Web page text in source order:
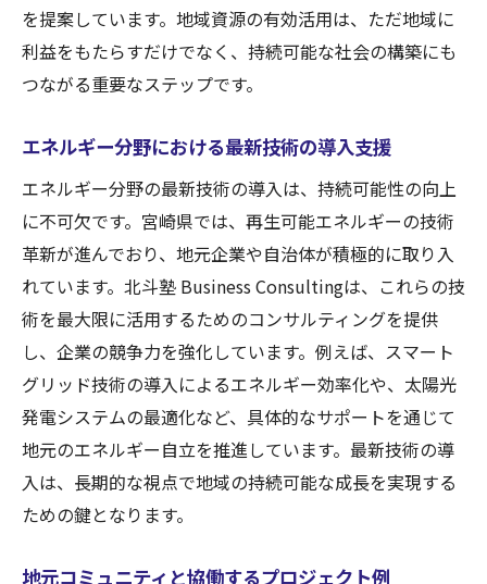
を提案しています。地域資源の有効活用は、ただ地域に
利益をもたらすだけでなく、持続可能な社会の構築にも
つながる重要なステップです。
エネルギー分野における最新技術の導入支援
エネルギー分野の最新技術の導入は、持続可能性の向上
に不可欠です。宮崎県では、再生可能エネルギーの技術
革新が進んでおり、地元企業や自治体が積極的に取り入
れています。北斗塾 Business Consultingは、これらの技
術を最大限に活用するためのコンサルティングを提供
し、企業の競争力を強化しています。例えば、スマート
グリッド技術の導入によるエネルギー効率化や、太陽光
発電システムの最適化など、具体的なサポートを通じて
地元のエネルギー自立を推進しています。最新技術の導
入は、長期的な視点で地域の持続可能な成長を実現する
ための鍵となります。
地元コミュニティと協働するプロジェクト例